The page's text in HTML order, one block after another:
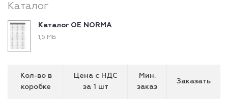
Каталог
Каталог ОЕ NORMA
1,5 МБ
Кол-во в
коробке
Цена с НДС
за 1 шт
Мин.
заказ
Заказать